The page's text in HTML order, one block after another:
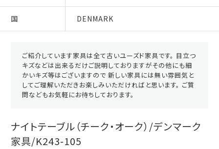
国 DENMARK
ご紹介しています家具は全て古いユーズド家具です。 目立つ
キズなどは出来るだけご説明しておりますがその他にも細
かいキズ等はございますので 新しい家具には無い雰囲気と
してご理解いただきお楽しみいただければと思います。 ご質
問などもお気軽にお待ちしております。
ナイトテーブル（チーク・オーク）/デンマーク
家具/K243-105